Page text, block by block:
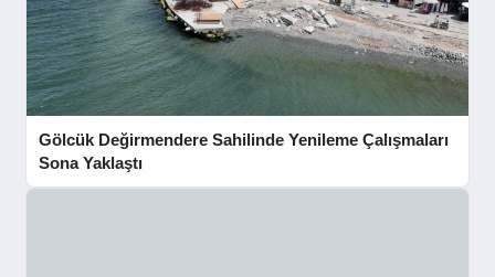
Gölcük Değirmendere Sahilinde Yenileme Çalışmaları
Sona Yaklaştı